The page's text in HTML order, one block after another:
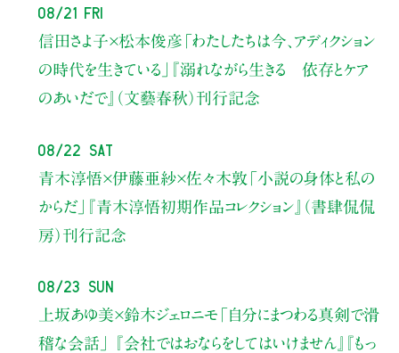
08/21 Fri
信田さよ子×松本俊彦 「わたしたちは今、アディクション
の時代を生きている」
『溺れながら生きる 依存とケア
のあいだで』（文藝春秋）刊行記念
08/22 Sat
青木淳悟×伊藤亜紗×佐々木敦 「小説の身体と私の
からだ」
『青木淳悟初期作品コレクション』（書肆侃侃
房）刊行記念
08/23 Sun
上坂あゆ美×鈴木ジェロニモ 「自分にまつわる真剣で滑
稽な会話」
『会社ではおならをしてはいけません』『もっ